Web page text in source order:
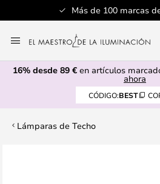
de diseñadores
al
contenido
16% desde 89 € en artículos
ahora
CÓDIGO:BEST
Lámparas de Techo